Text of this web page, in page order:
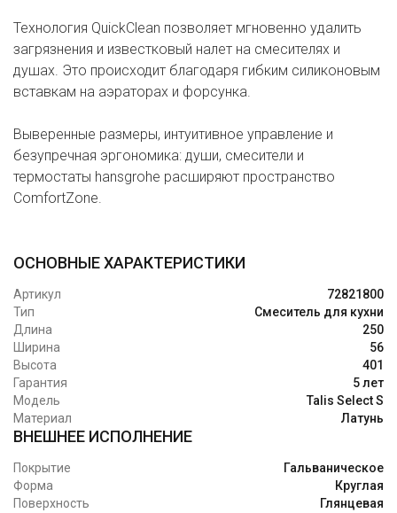
Технология QuickClean позволяет мгновенно удалить
загрязнения и известковый налет на смесителях и
душах. Это происходит благодаря гибким силиконовым
вставкам на аэраторах и форсунка.
Выверенные размеры, интуитивное управление и
безупречная эргономика: души, смесители и
термостаты hansgrohe расширяют пространство
ComfortZone.
ОСНОВНЫЕ ХАРАКТЕРИСТИКИ
Артикул
72821800
Тип
Смеситель для кухни
Длина
250
Ширина
56
Высота
401
Гарантия
5 лет
Модель
Talis Select S
Материал
Латунь
ВНЕШНЕЕ ИСПОЛНЕНИЕ
Покрытие
Гальваническое
Форма
Круглая
Поверхность
Глянцевая